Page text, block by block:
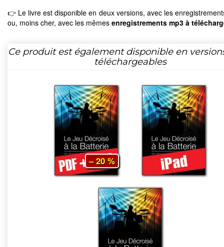
👉 Le livre est disponible en deux versions, avec les
ou, moins cher, avec les mêmes enregistrements mp3 à
Ce produit est également disponible en
téléchargeables
– 20 %